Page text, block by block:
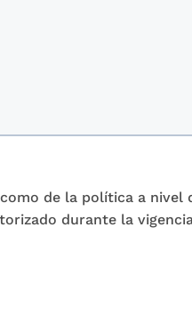
de la política a nivel
durante la